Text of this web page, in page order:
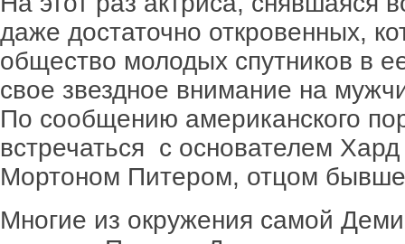
даже достаточно откровенных,
общество молодых спутников в
свое звездное внимание на
По сообщению американского
встречаться с основателем
Мортоном Питером, отцом
Многие из окружения самой